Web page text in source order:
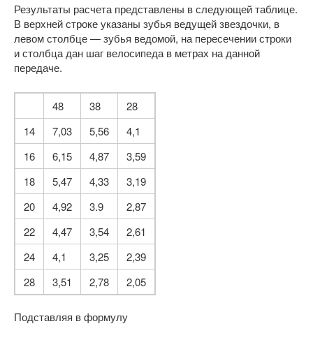
Результаты расчета представлены в следующей таблице.
В верхней строке указаны зубья ведущей звездочки, в
левом столбце — зубья ведомой, на пересечении строки
и столбца дан шаг велосипеда в метрах на данной
передаче.
48 38
28
14
7,03 5,56
4,1
16
6,15 4,87
3,59
18
5,47 4,33
3,19
20
4,92 3.9
2,87
22
4,47 3,54
2,61
24
4,1 3,25
2,39
28
3,51 2,78 2,05
Подставляя в формулу